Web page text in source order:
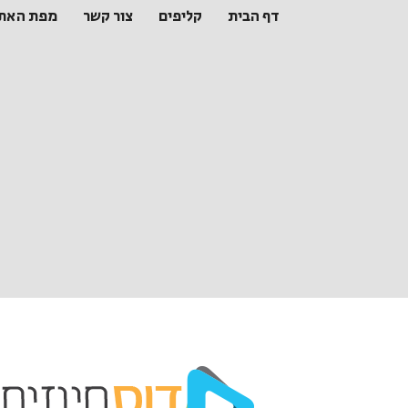
דף הבית קליפים צור קשר מפת